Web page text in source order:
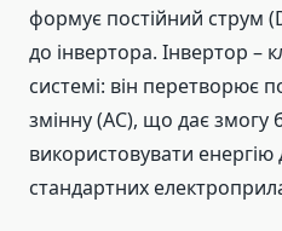
формує постійний струм
до інвертора. Інвертор –
системі: він перетворює
змінну (AC), що дає
використовувати
стандартних